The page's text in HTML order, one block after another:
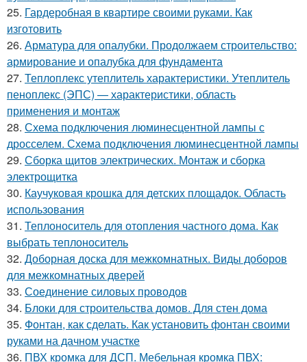
25. Гардеробная в квартире своими руками. Как
изготовить
26. Арматура для опалубки. Продолжаем строительство:
армирование и опалубка для фундамента
27. Теплоплекс утеплитель характеристики. Утеплитель
пеноплекс (ЭПС) — характеристики, область
применения и монтаж
28. Схема подключения люминесцентной лампы с
дросселем. Схема подключения люминесцентной лампы
29. Сборка щитов электрических. Монтаж и сборка
электрощитка
30. Каучуковая крошка для детских площадок. Область
использования
31. Теплоноситель для отопления частного дома. Как
выбрать теплоноситель
32. Доборная доска для межкомнатных. Виды доборов
для межкомнатных дверей
33. Соединение силовых проводов
34. Блоки для строительства домов. Для стен дома
35. Фонтан, как сделать. Как установить фонтан своими
руками на дачном участке
36. ПВХ кромка для ДСП. Мебельная кромка ПВХ: